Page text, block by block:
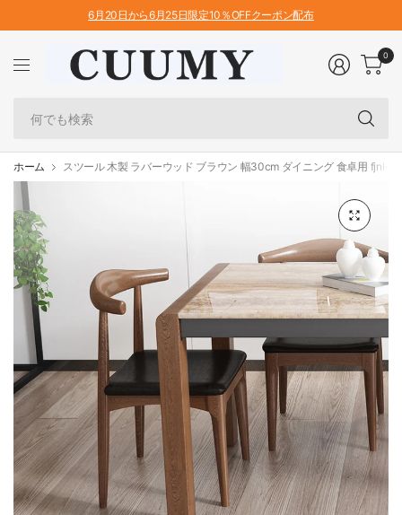
6月20日から6月25日限定10％OFFクーポン配布
0
ホーム スツール 木製 ラバーウッド ブラウン 幅30cm ダイニング 食卓用 fjnl-